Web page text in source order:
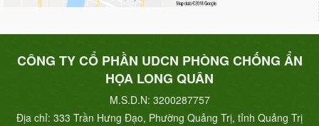
CÔNG TY CỔ PHẦN UDCN PHÒNG CHỐNG ẨN
HỌA LONG QUÂN
M.S.D.N: 3200287757
Địa chỉ: 333 Trần Hưng Đạo, Phường Quảng Trị, tỉnh Quảng Trị